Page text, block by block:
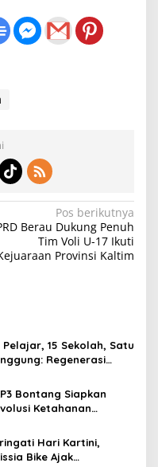
Pos berikutnya
Berau Dukung Penuh
Tim Voli U-17 Ikuti
Provinsi Kaltim
Pelajar, 15 Sekolah, Satu
Regenerasi
Bontang Siapkan
Ketahanan
Jadi Senjata
Hari Kartini,
Bike Ajak